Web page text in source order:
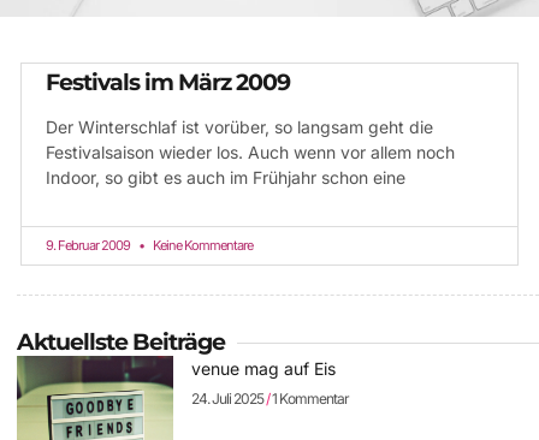
Festivals im März 2009
Der Winterschlaf ist vorüber, so langsam geht die
Festivalsaison wieder los. Auch wenn vor allem noch
Indoor, so gibt es auch im Frühjahr schon eine
9. Februar 2009 Keine Kommentare
Aktuellste Beiträge
venue mag auf Eis
24. Juli 2025 1 Kommentar